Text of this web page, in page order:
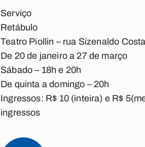
Serviço
Retábulo
Teatro Piollin – rua Sizenaldo
De 20 de janeiro a 27 de março
Sábado – 18h e 20h
De quinta a domingo – 20h
Ingressos: R$ 10 (inteira) e R$
ingressos